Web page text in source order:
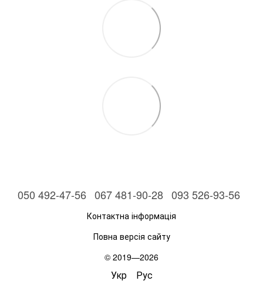
050 492-47-56 067 481-90-28 093 526-93-56
Контактна інформація
Повна версія сайту
© 2019—2026
Укр Рус